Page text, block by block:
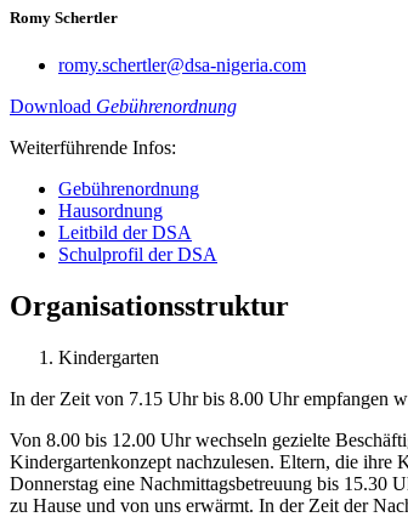
Romy Schertler
romy.schertler@dsa-nigeria.com
Download Gebührenordnung
Weiterführende Infos:
Gebührenordnung
Hausordnung
Leitbild der DSA
Schulprofil der DSA
Organisationsstruktur
Kindergarten
In der Zeit von 7.15 Uhr bis 8.00 Uhr empfangen
Von 8.00 bis 12.00 Uhr wechseln gezielte
Kindergartenkonzept nachzulesen. Eltern, die
Donnerstag eine Nachmittagsbetreuung bis 15.30
zu Hause und von uns erwärmt. In der Zeit der